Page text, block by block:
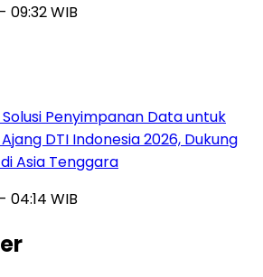
09:32 WIB
Solusi Penyimpanan Data untuk
DTI Indonesia 2026, Dukung
Asia Tenggara
04:14 WIB